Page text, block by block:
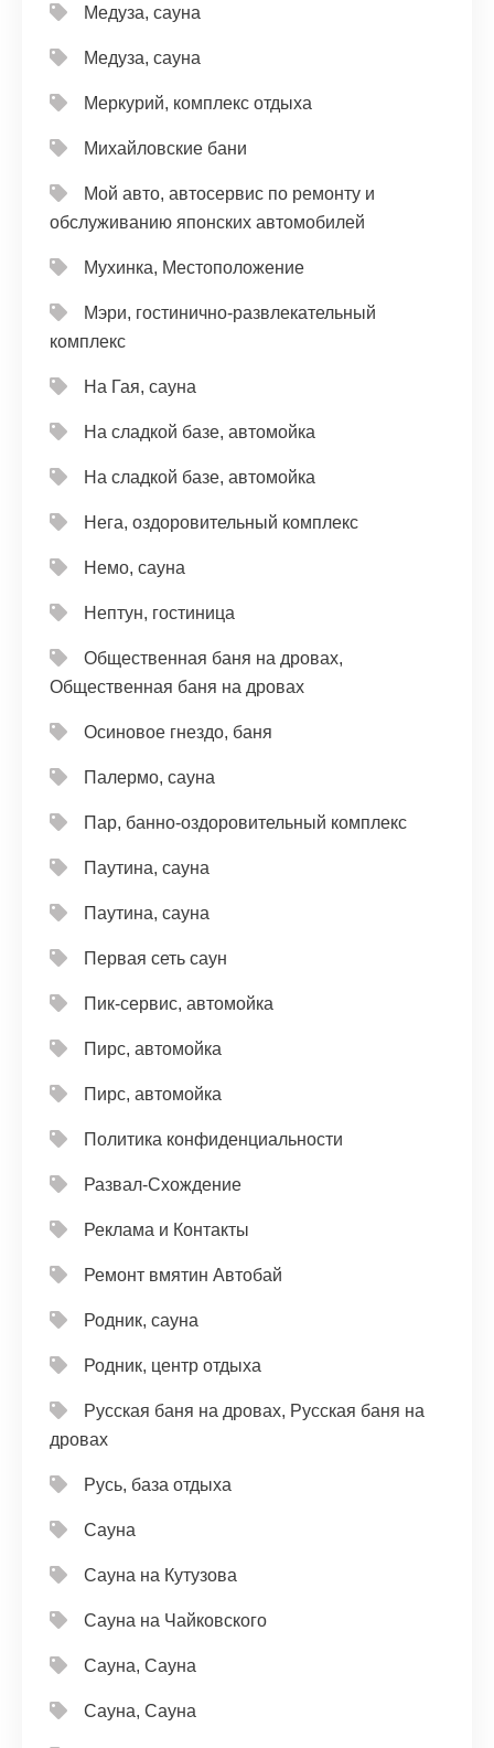
Медуза, сауна
Медуза, сауна
Меркурий, комплекс отдыха
Михайловские бани
Мой авто, автосервис по ремонту и
обслуживанию японских автомобилей
Мухинка, Местоположение
Мэри, гостинично-развлекательный
комплекс
На Гая, сауна
На сладкой базе, автомойка
На сладкой базе, автомойка
Нега, оздоровительный комплекс
Немо, сауна
Нептун, гостиница
Общественная баня на дровах,
Общественная баня на дровах
Осиновое гнездо, баня
Палермо, сауна
Пар, банно-оздоровительный комплекс
Паутина, сауна
Паутина, сауна
Первая сеть саун
Пик-сервис, автомойка
Пирс, автомойка
Пирс, автомойка
Политика конфиденциальности
Развал-Схождение
Реклама и Контакты
Ремонт вмятин Автобай
Родник, сауна
Родник, центр отдыха
Русская баня на дровах, Русская баня на
дровах
Русь, база отдыха
Сауна
Сауна на Кутузова
Сауна на Чайковского
Сауна, Сауна
Сауна, Сауна